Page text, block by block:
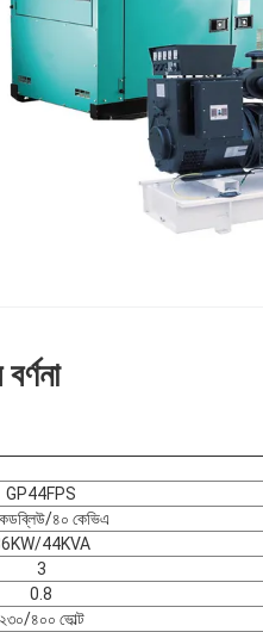
GP44FPS
৪০ কেভিএ
44KVA
3
0.8
২৩০/৪০০ ভোল্ট